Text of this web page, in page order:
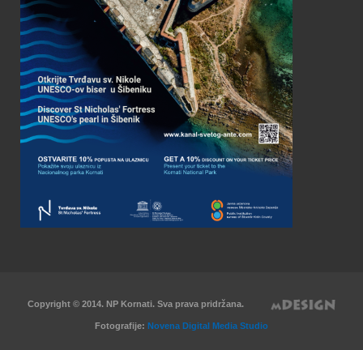
Copyright © 2014. NP Kornati. Sva prava pridržana.
Fotografije: Novena Digital Media Studio